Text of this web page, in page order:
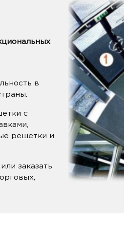
в
с
решетки и
заказать